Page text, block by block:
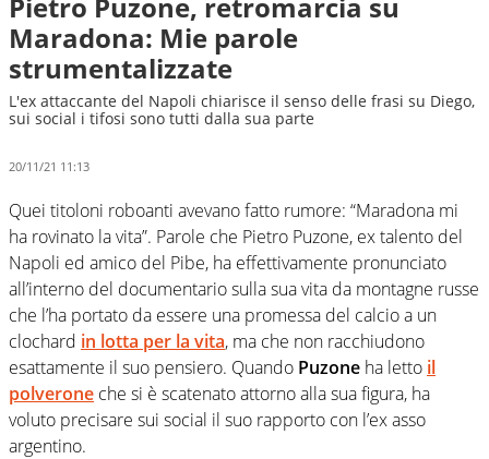
Maradona: Mie parole
strumentalizzate
L'ex attaccante del Napoli chiarisce il senso delle frasi su Diego,
sui social i tifosi sono tutti dalla sua parte
20/11/21 11:13
Quei titoloni roboanti avevano fatto rumore: “Maradona mi
ha rovinato la vita”. Parole che Pietro Puzone, ex talento del
Napoli ed amico del Pibe, ha effettivamente pronunciato
all’interno del documentario sulla sua vita da montagne russe
che l’ha portato da essere una promessa del calcio a un
clochard in lotta per la vita, ma che non racchiudono
esattamente il suo pensiero. Quando Puzone ha letto il
polverone che si è scatenato attorno alla sua figura, ha
voluto precisare sui social il suo rapporto con l’ex asso
argentino.